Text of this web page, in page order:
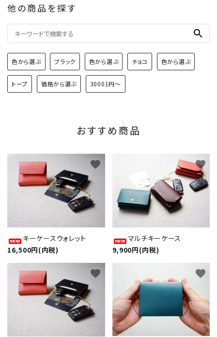
他の商品を探す
search
色から選ぶ ブラック 色から選ぶ チョコ 色から選ぶ
トープ 価格から選ぶ 30001円～
おすすめ商品
キーケースウォレット
16,500円(内税)
favorite
マルチキーケース
9,900円(内税)
favorite
favorite favorite